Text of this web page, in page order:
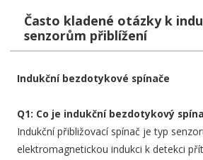
Často kladené otázky k
senzorům přiblížení
Indukční bezdotykové spínače
Q1: Co je indukční bezdotykový
Indukční přibližovací spínač je typ
elektromagnetickou indukci k detekci